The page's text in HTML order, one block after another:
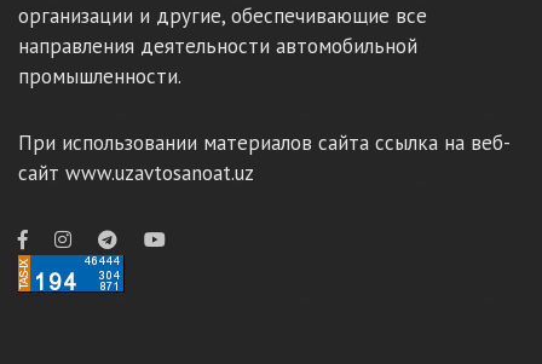
организации и другие, обеспечивающие все
направления деятельности автомобильной
промышленности.
При использовании материалов сайта ссылка на веб-
сайт www.uzavtosanoat.uz